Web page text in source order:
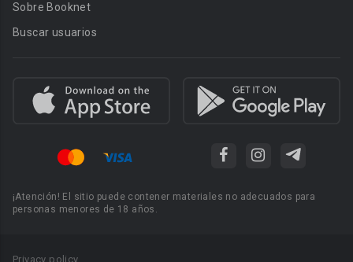
Sobre Booknet
Buscar usuarios
¡Atención! El sitio puede contener materiales no adecuados para
personas menores de 18 años.
Privacy policy